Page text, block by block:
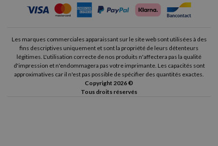
Les marques commerciales apparaissant sur le site web sont utilisées à des
fins descriptives uniquement et sont la propriété de leurs détenteurs
légitimes. L'utilisation correcte de nos produits n'affectera pas la qualité
d'impression et n'endommagera pas votre imprimante. Les capacités sont
approximatives car il n'est pas possible de spécifier des quantités exactes.
Copyright 2026 ©
Tous droits réservés